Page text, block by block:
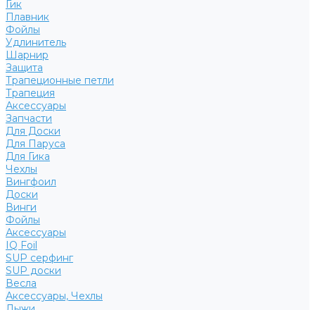
Гик
Плавник
Фойлы
Удлинитель
Шарнир
Защита
Трапеционные петли
Трапеция
Аксессуары
Запчасти
Для Доски
Для Паруса
Для Гика
Чехлы
Вингфоил
Доски
Винги
Фойлы
Аксессуары
IQ Foil
SUP серфинг
SUP доски
Весла
Аксессуары, Чехлы